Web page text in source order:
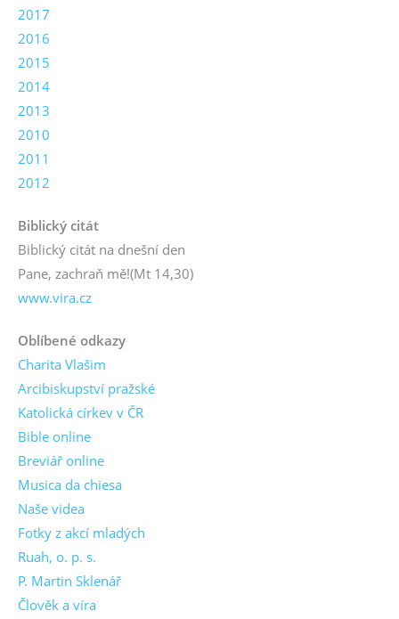
2017
2016
2015
2014
2013
2010
2011
2012
Biblický citát
Biblický citát na dnešní den
Pane, zachraň mě!(Mt 14,30)
www.vira.cz
Oblíbené odkazy
Charita Vlašim
Arcibiskupství pražské
Katolická církev v ČR
Bible online
Breviář online
Musica da chiesa
Naše videa
Fotky z akcí mladých
Ruah, o. p. s.
P. Martin Sklenář
Člověk a víra